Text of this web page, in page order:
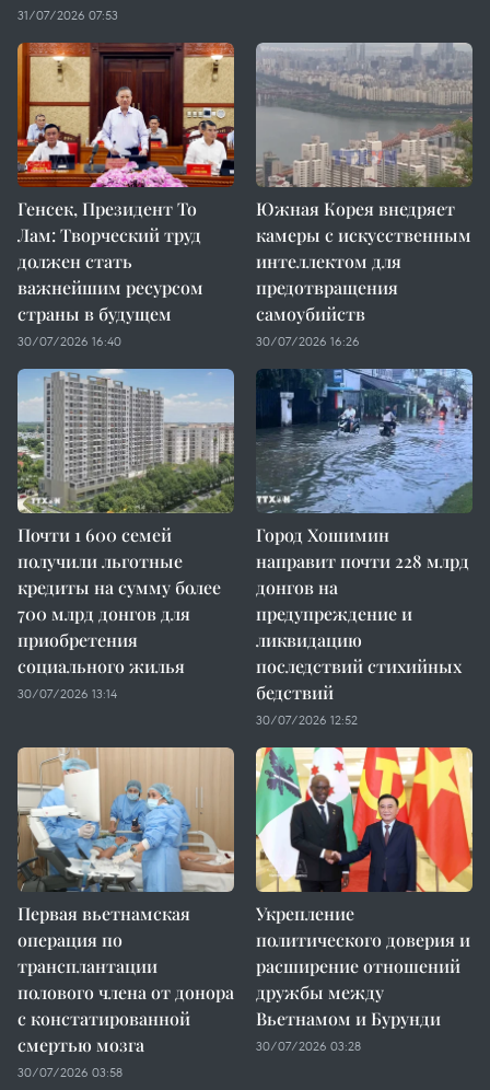
31/07/2026 07:53
Генсек, Президент То
Лам: Творческий труд
должен стать
важнейшим ресурсом
страны в будущем
30/07/2026 16:40
Южная Корея внедряет
камеры с искусственным
интеллектом для
предотвращения
самоубийств
30/07/2026 16:26
Почти 1 600 семей
получили льготные
кредиты на сумму более
700 млрд донгов для
приобретения
социального жилья
30/07/2026 13:14
Город Хошимин
направит почти 228 млрд
донгов на
предупреждение и
ликвидацию
последствий стихийных
бедствий
30/07/2026 12:52
Первая вьетнамская
операция по
трансплантации
полового члена от донора
с констатированной
смертью мозга
30/07/2026 03:58
Укрепление
политического доверия и
расширение отношений
дружбы между
Вьетнамом и Бурунди
30/07/2026 03:28